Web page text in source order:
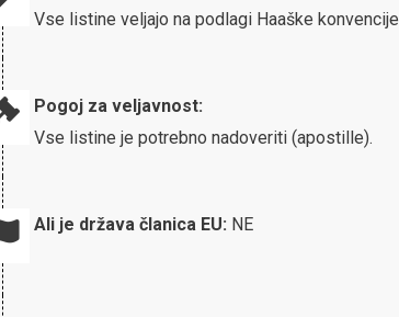
Vse listine veljajo na podlagi Haaške konvencije
Pogoj za veljavnost:
Vse listine je potrebno nadoveriti (apostille).
Ali je država članica EU: NE